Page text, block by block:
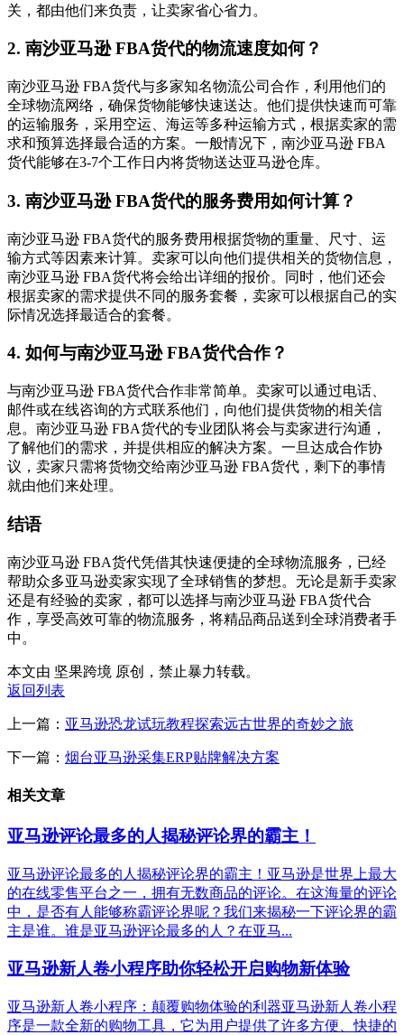
关，都由他们来负责，让卖家省心省力。
2. 南沙亚马逊 FBA货代的物流速度如何？
南沙亚马逊 FBA货代与多家知名物流公司合作，利用他们的
全球物流网络，确保货物能够快速送达。他们提供快速而可靠
的运输服务，采用空运、海运等多种运输方式，根据卖家的需
求和预算选择最合适的方案。一般情况下，南沙亚马逊 FBA
货代能够在3-7个工作日内将货物送达亚马逊仓库。
3. 南沙亚马逊 FBA货代的服务费用如何计算？
南沙亚马逊 FBA货代的服务费用根据货物的重量、尺寸、运
输方式等因素来计算。卖家可以向他们提供相关的货物信息，
南沙亚马逊 FBA货代将会给出详细的报价。同时，他们还会
根据卖家的需求提供不同的服务套餐，卖家可以根据自己的实
际情况选择最适合的套餐。
4. 如何与南沙亚马逊 FBA货代合作？
与南沙亚马逊 FBA货代合作非常简单。卖家可以通过电话、
邮件或在线咨询的方式联系他们，向他们提供货物的相关信
息。南沙亚马逊 FBA货代的专业团队将会与卖家进行沟通，
了解他们的需求，并提供相应的解决方案。一旦达成合作协
议，卖家只需将货物交给南沙亚马逊 FBA货代，剩下的事情
就由他们来处理。
结语
南沙亚马逊 FBA货代凭借其快速便捷的全球物流服务，已经
帮助众多亚马逊卖家实现了全球销售的梦想。无论是新手卖家
还是有经验的卖家，都可以选择与南沙亚马逊 FBA货代合
作，享受高效可靠的物流服务，将精品商品送到全球消费者手
中。
本文由 坚果跨境 原创，禁止暴力转载。
返回列表
上一篇： 亚马逊恐龙试玩教程探索远古世界的奇妙之旅
下一篇： 烟台亚马逊采集ERP贴牌解决方案
相关文章
亚马逊评论最多的人揭秘评论界的霸主！
亚马逊评论最多的人揭秘评论界的霸主！亚马逊是世界上最大
的在线零售平台之一，拥有无数商品的评论。在这海量的评论
中，是否有人能够称霸评论界呢？我们来揭秘一下评论界的霸
主是谁。谁是亚马逊评论最多的人？在亚马...
亚马逊新人卷小程序助你轻松开启购物新体验
亚马逊新人卷小程序：颠覆购物体验的利器亚马逊新人卷小程
序是一款全新的购物工具，它为用户提供了许多方便、快捷的